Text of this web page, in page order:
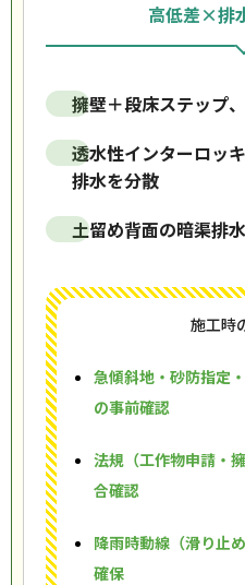
高低差×排
擁壁＋段床ステップ
透水性インターロッ
排水を分散
土留め背面の暗渠排
施工時
急傾斜地・砂防指定
の事前確認
法規（工作物申請・
合確認
降雨時動線（滑り止
確保